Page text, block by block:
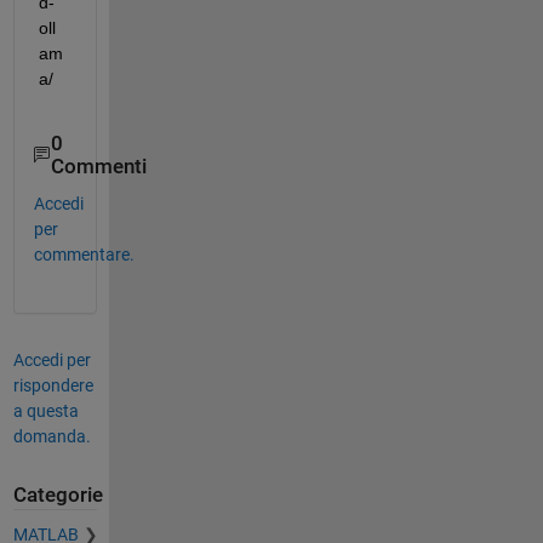
oll
am
a/
0
Commenti
Accedi
per
commentare.
Accedi per
rispondere
a questa
domanda.
Categorie
MATLAB